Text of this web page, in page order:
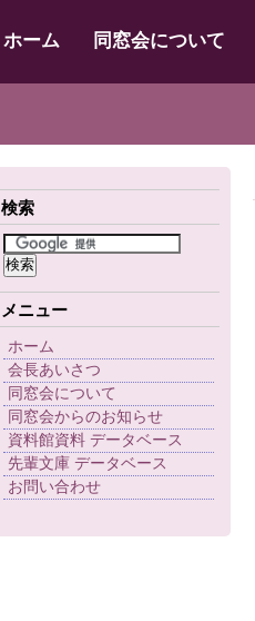
ホーム 同窓会について
検索
メニュー
ホーム
会長あいさつ
同窓会について
同窓会からのお知らせ
資料館資料 データベース
先輩文庫 データベース
お問い合わせ